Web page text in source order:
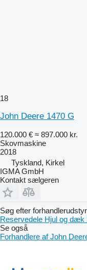
18
John Deere 1470 G
120.000 € ≈ 897.000 kr.
Skovmaskine
2018
Tyskland, Kirkel
IGMA GmbH
Kontakt sælgeren
Søg efter
Reservedele Hjul og dæk
Se også
Forhandlere af John